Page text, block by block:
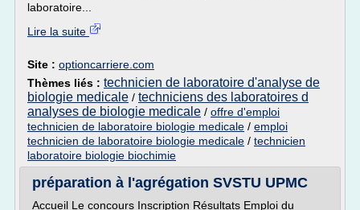
laboratoire...
Lire la suite
Site : optioncarriere.com
Thèmes liés : technicien de laboratoire d'analyse de
biologie medicale / techniciens des laboratoires d
analyses de biologie medicale / offre d'emploi
technicien de laboratoire biologie medicale / emploi
technicien de laboratoire biologie medicale / technicien
laboratoire biologie biochimie
préparation à l'agrégation SVSTU UPMC
Accueil Le concours Inscription Résultats Emploi du